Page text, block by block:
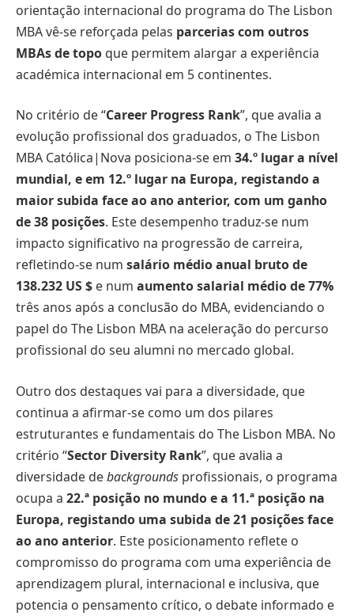
orientação internacional do programa do The Lisbon
MBA vê-se reforçada pelas parcerias com outros
MBAs de topo que permitem alargar a experiência
académica internacional em 5 continentes.
No critério de “Career Progress Rank”, que avalia a
evolução profissional dos graduados, o The Lisbon
MBA Católica|Nova posiciona-se em 34.º lugar a nível
mundial, e em 12.º lugar na Europa, registando a
maior subida face ao ano anterior, com um ganho
de 38 posições. Este desempenho traduz-se num
impacto significativo na progressão de carreira,
refletindo-se num salário médio anual bruto de
138.232 US $ e num aumento salarial médio de 77%
três anos após a conclusão do MBA, evidenciando o
papel do The Lisbon MBA na aceleração do percurso
profissional do seu alumni no mercado global.
Outro dos destaques vai para a diversidade, que
continua a afirmar-se como um dos pilares
estruturantes e fundamentais do The Lisbon MBA. No
critério “Sector Diversity Rank”, que avalia a
diversidade debackgrounds profissionais, o programa
ocupa a 22.ª posição no mundo e a 11.ª posição na
Europa, registando uma subida de 21 posições face
ao ano anterior. Este posicionamento reflete o
compromisso do programa com uma experiência de
aprendizagem plural, internacional e inclusiva, que
potencia o pensamento crítico, o debate informado e